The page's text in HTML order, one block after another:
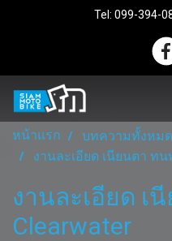
Tel: 099-394-
หน้าแรก บทความทั้งหมด
งานละเอียด เนียนตา ท
งานละเอียด เ
Clearwater